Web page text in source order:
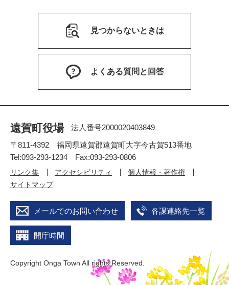
見つからないときは
よくある質問と回答
遠賀町役場
法人番号2000020403849
〒811-4392 福岡県遠賀郡遠賀町大字今古賀513番地
Tel:093-293-1234 Fax:093-293-0806
リンク集 アクセシビリティ
個人情報・著作権
サイトマップ
メールでのお問い合わせ 各課連絡先一覧
開庁時間
Copyright Onga Town All rights Reserved.